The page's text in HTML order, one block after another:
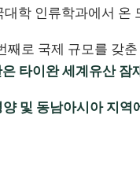
학 인류학과에서 온
째로 국제 규모를 갖
타이완 세계유산 잠
및 동남아시아 지역